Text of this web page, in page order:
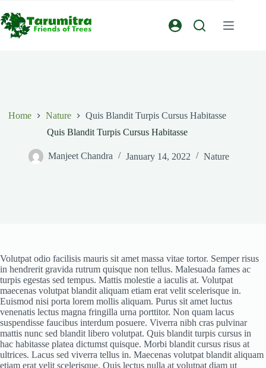
Home Nature
Quis Blandit Turpis Cursus Habitasse
Quis Blandit Turpis Cursus Habitasse
Manjeet Chandra January 14, 2022 Nature
Volutpat odio facilisis mauris sit amet massa vitae tortor. Semper risus
in hendrerit gravida rutrum quisque non tellus. Malesuada fames ac
turpis egestas sed tempus. Mattis molestie a iaculis at. Volutpat
maecenas volutpat blandit aliquam etiam erat velit scelerisque in.
Euismod nisi porta lorem mollis aliquam. Purus sit amet luctus
venenatis lectus magna fringilla urna porttitor. Non quam lacus
suspendisse faucibus interdum posuere. Viverra nibh cras pulvinar
mattis nunc sed blandit libero volutpat. Quis blandit turpis cursus in
hac habitasse platea dictumst quisque. Morbi blandit cursus risus at
ultrices. Lacus sed viverra tellus in. Maecenas volutpat blandit aliquam
etiam erat velit scelerisque. Quis lectus nulla at volutpat diam ut